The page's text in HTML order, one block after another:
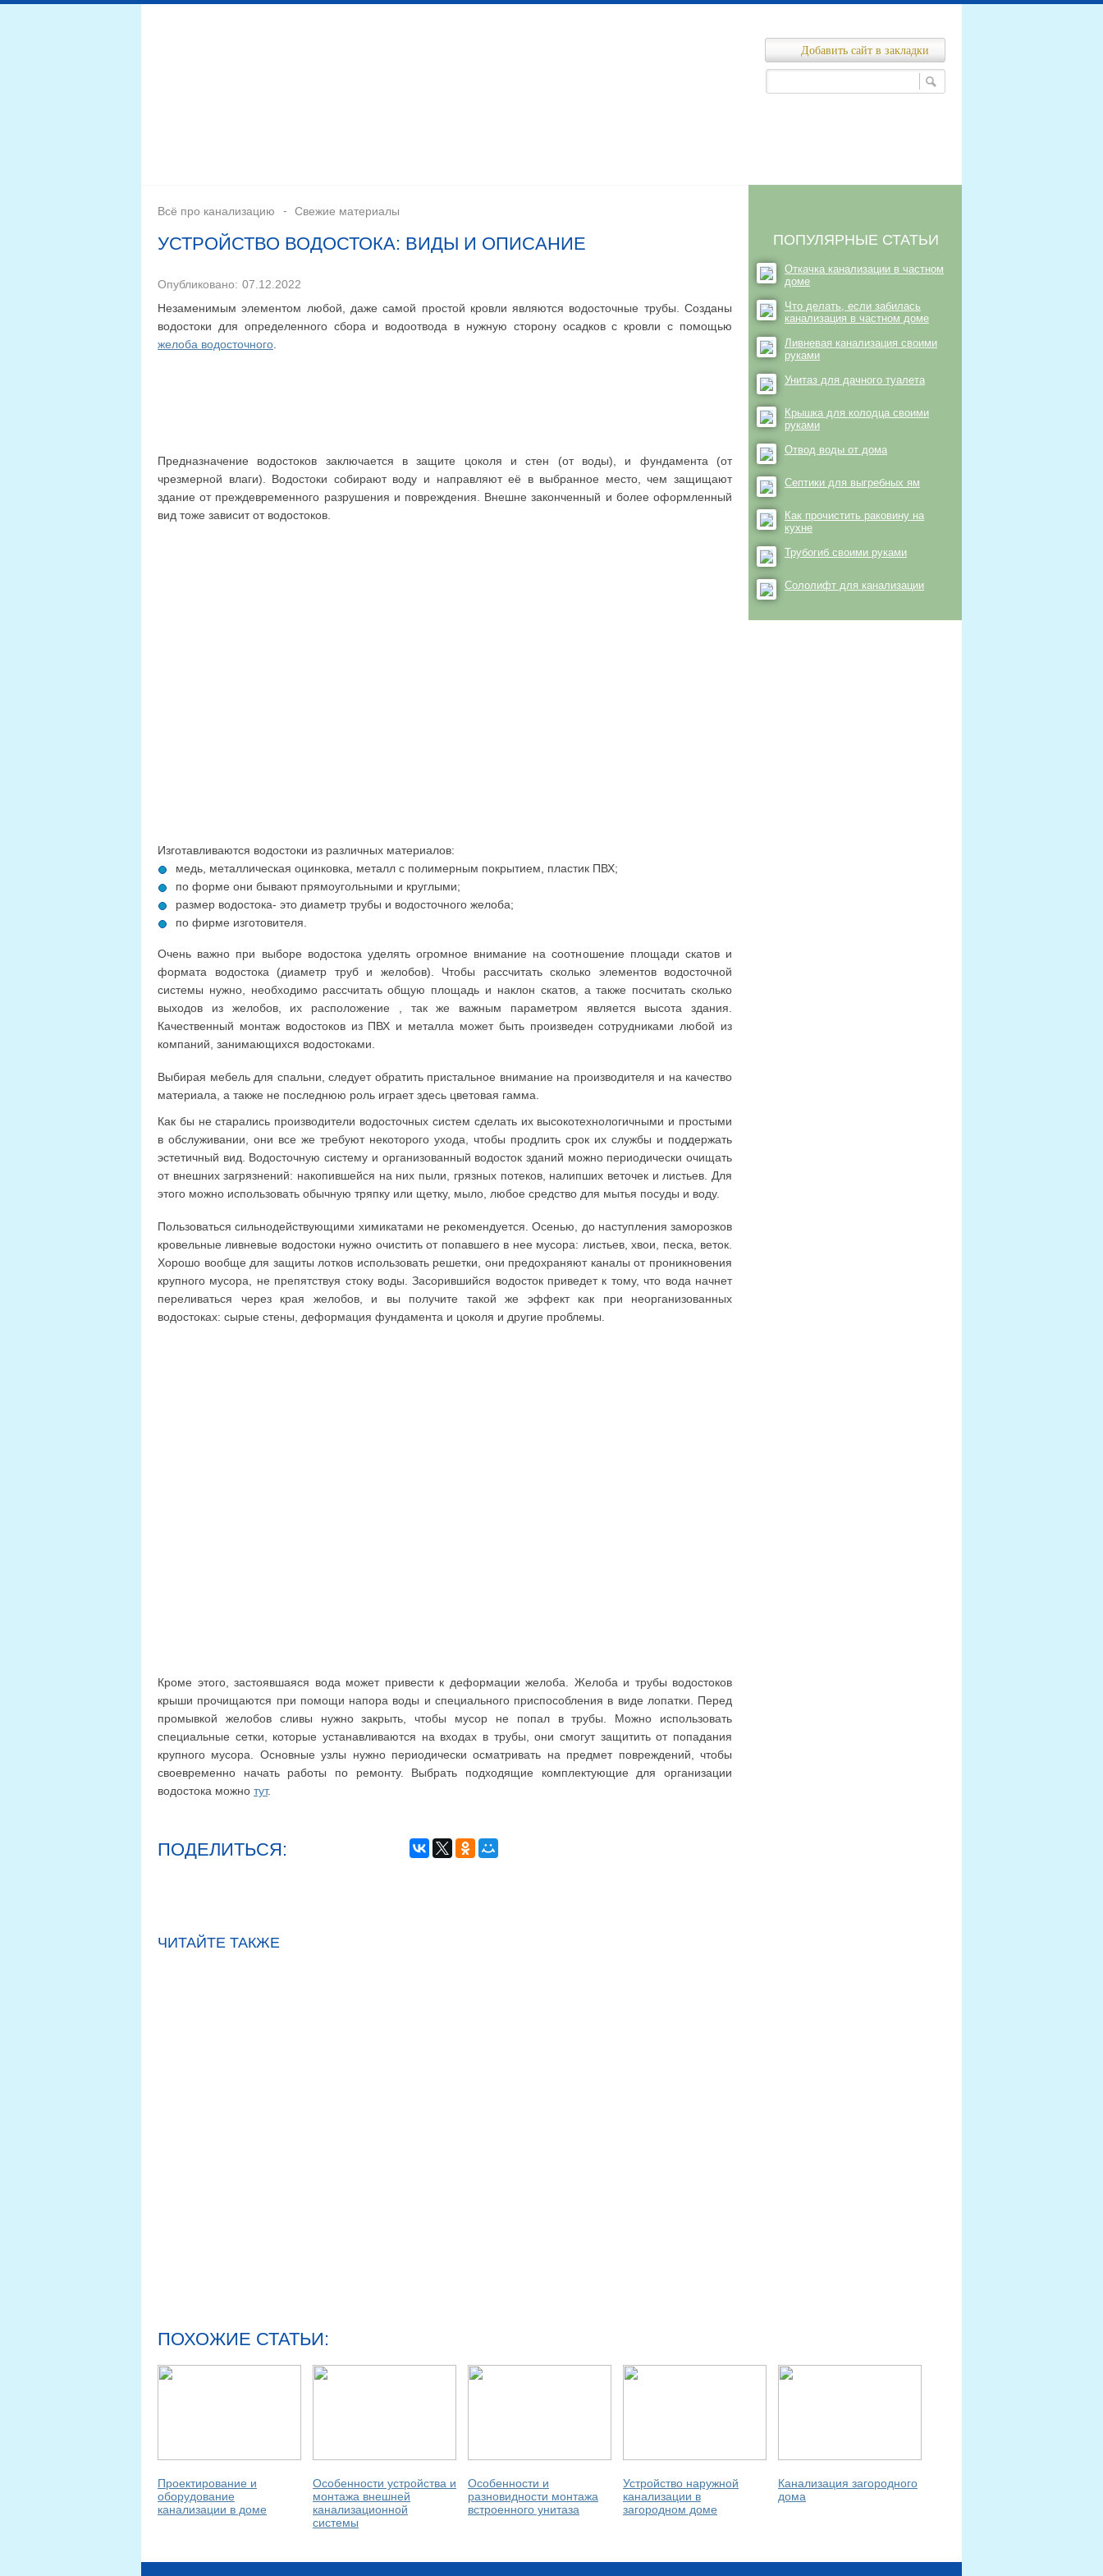
Добавить сайт в закладки
Всё про канализацию Свежие материалы
УСТРОЙСТВО ВОДОСТОКА: ВИДЫ И ОПИСАНИЕ
Опубликовано: 07.12.2022
Незаменимым элементом любой, даже самой простой кровли являются водосточные трубы. Созданы
водостоки для определенного сбора и водоотвода в нужную сторону осадков с кровли с помощью
желоба водосточного
Предназначение водостоков заключается в защите цоколя и стен (от воды), и фундамента (от
чрезмерной влаги). Водостоки собирают воду и направляют её в выбранное место, чем защищают
здание от преждевременного разрушения и повреждения. Внешне законченный и более оформленный
вид тоже зависит от водостоков.
Изготавливаются водостоки из различных материалов:
медь, металлическая оцинковка, металл с полимерным покрытием, пластик ПВХ;
по форме они бывают прямоугольными и круглыми;
размер водостока- это диаметр трубы и водосточного желоба;
по фирме изготовителя.
Очень важно при выборе водостока уделять огромное внимание на соотношение площади скатов и
формата водостока (диаметр труб и желобов). Чтобы рассчитать сколько элементов водосточной
системы нужно, необходимо рассчитать общую площадь и наклон скатов, а также посчитать сколько
выходов из желобов, их расположение , так же важным параметром является высота здания.
Качественный монтаж водостоков из ПВХ и металла может быть произведен сотрудниками любой из
компаний, занимающихся водостоками.
Выбирая мебель для спальни, следует обратить пристальное внимание на производителя и на качество
материала, а также не последнюю роль играет здесь цветовая гамма.
Как бы не старались производители водосточных систем сделать их высокотехнологичными и простыми
в обслуживании, они все же требуют некоторого ухода, чтобы продлить срок их службы и поддержать
эстетичный вид. Водосточную систему и организованный водосток зданий можно периодически очищать
от внешних загрязнений: накопившейся на них пыли, грязных потеков, налипших веточек и листьев. Для
этого можно использовать обычную тряпку или щетку, мыло, любое средство для мытья посуды и воду.
Пользоваться сильнодействующими химикатами не рекомендуется. Осенью, до наступления заморозков
кровельные ливневые водостоки нужно очистить от попавшего в нее мусора: листьев, хвои, песка, веток.
Хорошо вообще для защиты лотков использовать решетки, они предохраняют каналы от проникновения
крупного мусора, не препятствуя стоку воды. Засорившийся водосток приведет к тому, что вода начнет
переливаться через края желобов, и вы получите такой же эффект как при неорганизованных
водостоках: сырые стены, деформация фундамента и цоколя и другие проблемы.
Кроме этого, застоявшаяся вода может привести к деформации желоба. Желоба и трубы водостоков
крыши прочищаются при помощи напора воды и специального приспособления в виде лопатки. Перед
промывкой желобов сливы нужно закрыть, чтобы мусор не попал в трубы. Можно использовать
специальные сетки, которые устанавливаются на входах в трубы, они смогут защитить от попадания
крупного мусора. Основные узлы нужно периодически осматривать на предмет повреждений, чтобы
своевременно начать работы по ремонту. Выбрать подходящие комплектующие для организации
водостока можно тут.
ПОДЕЛИТЬСЯ:
ЧИТАЙТЕ ТАКЖЕ
ПОПУЛЯРНЫЕ СТАТЬИ
Откачка канализации в частном
доме
Что делать, если забилась
канализация в частном доме
Ливневая канализация своими
руками
Унитаз для дачного туалета
Крышка для колодца своими
руками
Отвод воды от дома
Септики для выгребных ям
Как прочистить раковину на
кухне
Трубогиб своими руками
Сололифт для канализации
ПОХОЖИЕ СТАТЬИ:
Проектирование и
оборудование
канализации в доме
Особенности устройства и
монтажа внешней
канализационной
системы
Особенности и
разновидности монтажа
встроенного унитаза
Устройство наружной
канализации в
загородном доме
Канализация загородного
дома